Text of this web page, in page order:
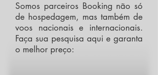
Somos parceiros Booking não só
de hospedagem, mas também de
voos nacionais e internacionais.
Faça sua pesquisa aqui e garanta
o melhor preço: